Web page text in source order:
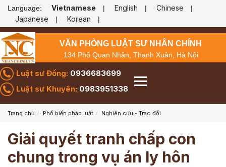
Language: Vietnamese | English | Chinese |
Japanese | Korean |
VĂN PHÒNG LUẬT SƯ NHÂN CHÍNH
134 Phố Quan Nhân, Thanh Xuân, Hà Nội
Luật sư Đồng: 0936683699
Luật sư Khuyên: 0983951338
Trang chủ Phổ biến pháp luật Nghiên cứu - Trao đổi
Giải quyết tranh chấp con
chung trong vụ án ly hôn